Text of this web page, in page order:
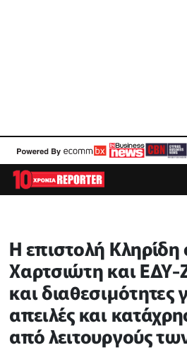
Η επιστολή
Χαρτσιώτη και ΕΔΥ-
και διαθεσιμότητες
απειλές και
από λειτουργούς